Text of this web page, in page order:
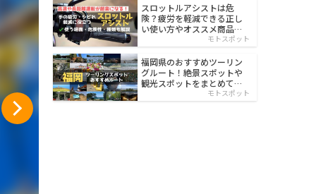
スロットルアシストは危
険？疲労を軽減できる正し
い使い方やオススメ商品を
モトスポット
福岡県のおすすめツーリン
グルート！絶景スポットや
観光スポットをまとめて紹
モトスポット